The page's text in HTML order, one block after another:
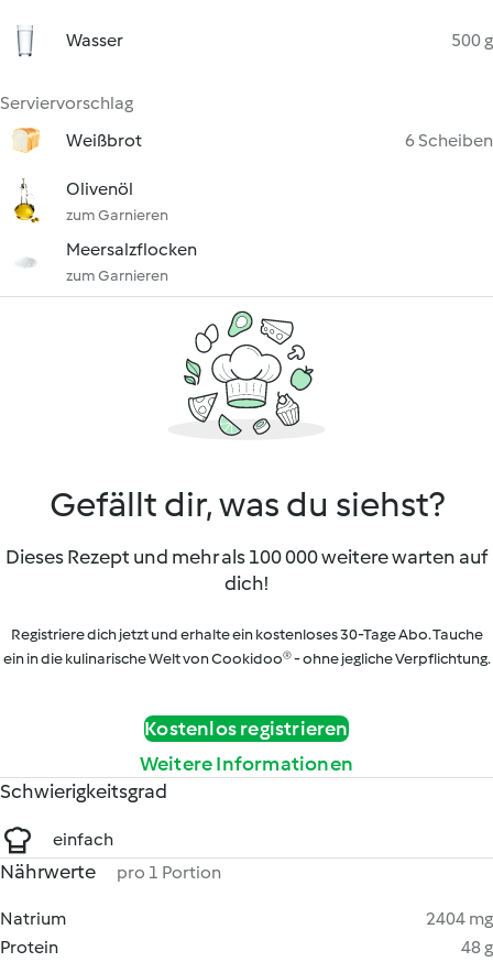
Wasser 500 g
Serviervorschlag
Weißbrot
6 Scheiben
Olivenöl
zum Garnieren
Meersalzflocken
zum Garnieren
Gefällt dir, was du siehst?
Dieses Rezept und mehr als 100 000 weitere warten auf
dich!
Registriere dich jetzt und erhalte ein kostenloses 30-Tage Abo. Tauche
ein in die kulinarische Welt von Cookidoo® - ohne jegliche Verpflichtung.
Kostenlos registrieren
Weitere Informationen
Schwierigkeitsgrad
einfach
Nährwerte pro 1 Portion
Natrium
2404 mg
Protein
48 g